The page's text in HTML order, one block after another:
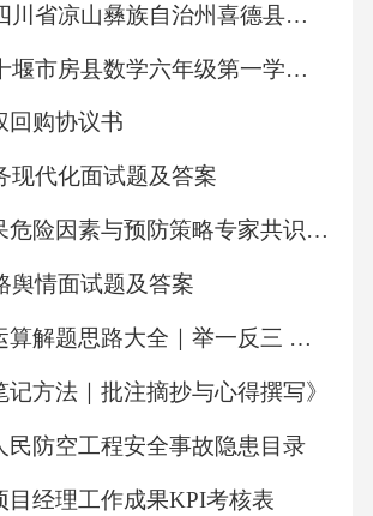
2027届四川省凉山彝族自治州喜德县三年级数学第一学期期末预测试题含解析
2027届十堰市房县数学六年级第一学期期末综合测试模拟试题含解析
回购协议书
现代化面试题及答案
老年痴呆危险因素与预防策略专家共识致病风险与标准化防控建议2026
舆情面试题及答案
《整式运算解题思路大全｜举一反三 吃透同类题型》
记方法｜批注摘抄与心得撰写》
民防空工程安全事故隐患目录
目经理工作成果KPI考核表